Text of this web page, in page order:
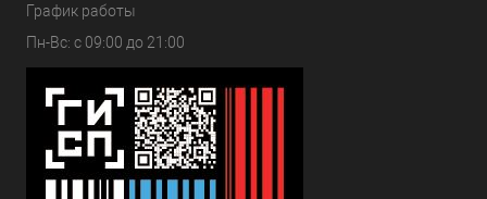
График работы
Пн-Вс: с 09:00 до 21:00